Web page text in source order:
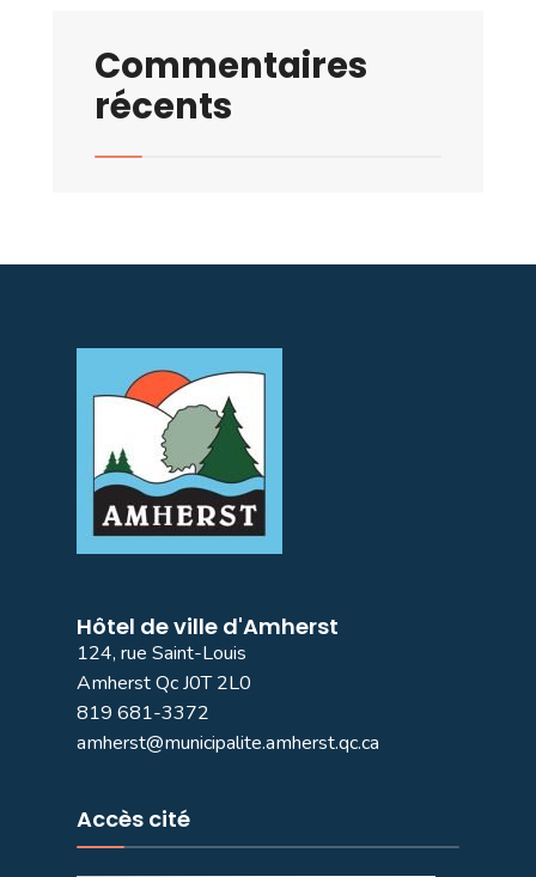
Commentaires
récents
Hôtel de ville d'Amherst
124, rue Saint-Louis
Amherst Qc J0T 2L0
819 681-3372
amherst@municipalite.amherst.qc.ca
Accès cité